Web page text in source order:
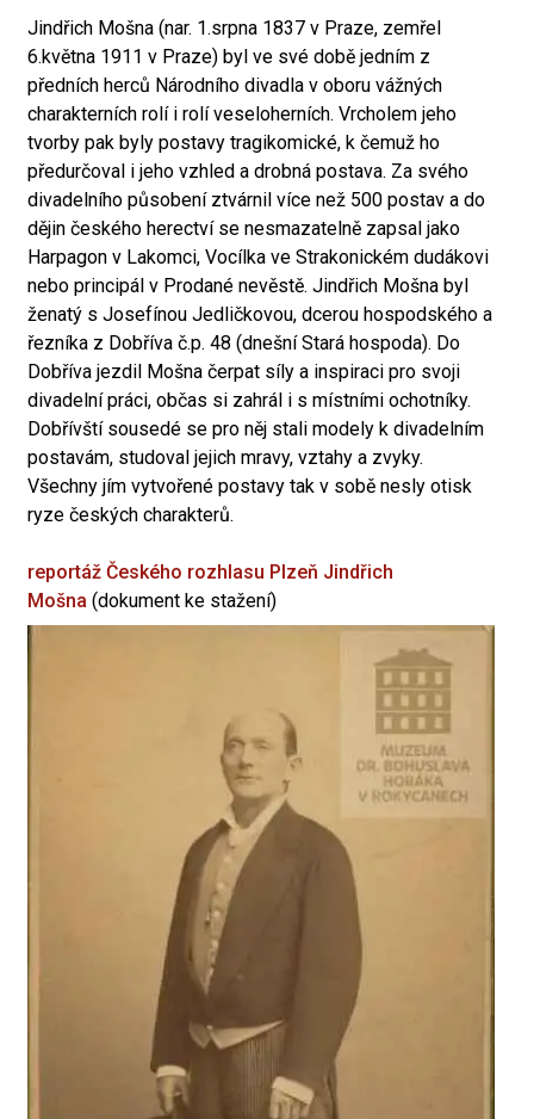
Jindřich Mošna (nar. 1.srpna 1837 v Praze, zemřel
6.května 1911 v Praze) byl ve své době jedním z
předních herců Národního divadla v oboru vážných
charakterních rolí i rolí veseloherních. Vrcholem jeho
tvorby pak byly postavy tragikomické, k čemuž ho
předurčoval i jeho vzhled a drobná postava. Za svého
divadelního působení ztvárnil více než 500 postav a do
dějin českého herectví se nesmazatelně zapsal jako
Harpagon v Lakomci, Vocílka ve Strakonickém dudákovi
nebo principál v Prodané nevěstě. Jindřich Mošna byl
ženatý s Josefínou Jedličkovou, dcerou hospodského a
řezníka z Dobříva č.p. 48 (dnešní Stará hospoda). Do
Dobříva jezdil Mošna čerpat síly a inspiraci pro svoji
divadelní práci, občas si zahrál i s místními ochotníky.
Dobřívští sousedé se pro něj stali modely k divadelním
postavám, studoval jejich mravy, vztahy a zvyky.
Všechny jím vytvořené postavy tak v sobě nesly otisk
ryze českých charakterů.
reportáž Českého rozhlasu Plzeň Jindřich
Mošna (dokument ke stažení)